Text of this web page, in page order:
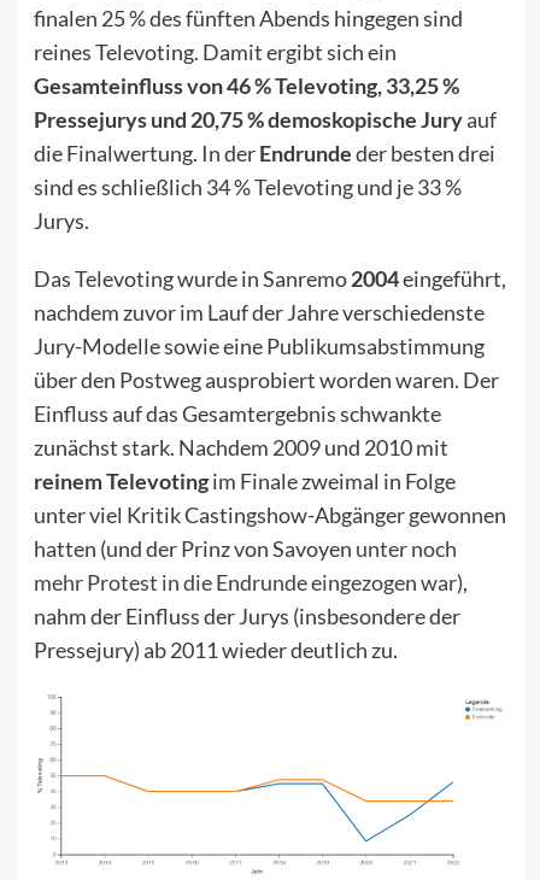
finalen 25 % des fünften Abends hingegen sind
reines Televoting. Damit ergibt sich ein
Gesamteinfluss von 46 % Televoting, 33,25 %
Pressejurys und 20,75 % demoskopische Juryauf
die Finalwertung. In derEndrundeder besten drei
sind es schließlich 34 % Televoting und je 33 %
Jurys.
Das Televoting wurde in Sanremo2004eingeführt,
nachdem zuvor im Lauf der Jahre verschiedenste
Jury-Modelle sowie eine Publikumsabstimmung
über den Postweg ausprobiert worden waren. Der
Einfluss auf das Gesamtergebnis schwankte
zunächst stark. Nachdem 2009 und 2010 mit
reinem Televotingim Finale zweimal in Folge
unter viel Kritik Castingshow-Abgänger gewonnen
hatten (und der Prinz von Savoyen unter noch
mehr Protest in die Endrunde eingezogen war),
nahm der Einfluss der Jurys (insbesondere der
Pressejury) ab 2011 wieder deutlich zu.